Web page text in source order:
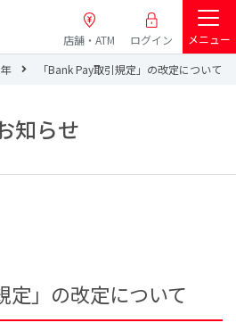
店舗・ATM ログイン
メニュー
「Bank Pay取引規定」の改定について
知らせ
定」の改定について